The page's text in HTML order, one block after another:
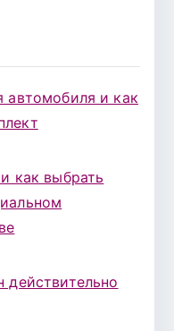
автомобиля и как
как выбрать
действительно